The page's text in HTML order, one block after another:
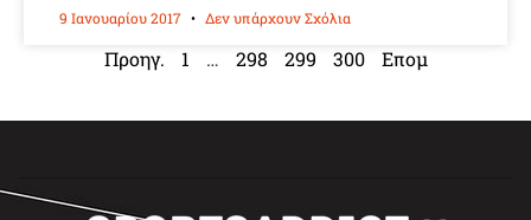
9 Ιανουαρίου 2017 Δεν υπάρχουν Σχόλια
Προηγ. 1 … 298 299 300 Επομ